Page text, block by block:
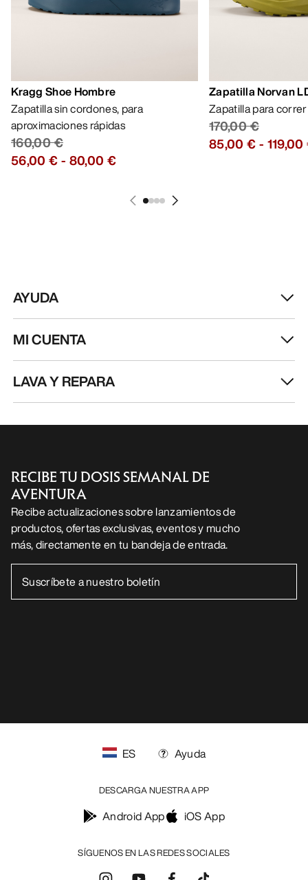
Kragg Shoe Hombre
Zapatilla sin cordones, para
aproximaciones rápidas
160,00 €
56,00 €- 80,00 €
Zapatilla Norvan
Zapatilla para
170,00 €
85,00 €-
AYUDA
MI CUENTA
LAVA Y REPARA
RECIBE TU DOSIS SEMANAL DE
AVENTURA
Recibe actualizaciones sobre lanzamientos de
productos, ofertas exclusivas, eventos y mucho
más, directamente en tu bandeja de entrada.
SÍGUENOS EN LAS REDES SOCIALES
ES Ayuda
DESCARGA NUESTRA APP
Android App iOS App